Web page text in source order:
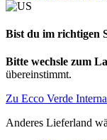
Bist du im richtigen
Bitte wechsle zum
übereinstimmt.
Zu Ecco Verde
Anderes Lieferland